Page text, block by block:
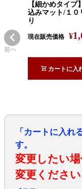
前へ
【細かめタイプ
込みマット/１０
り
現在販売価格 ¥
カートに入
「カートに入れ
す。
変更したい
変更ください